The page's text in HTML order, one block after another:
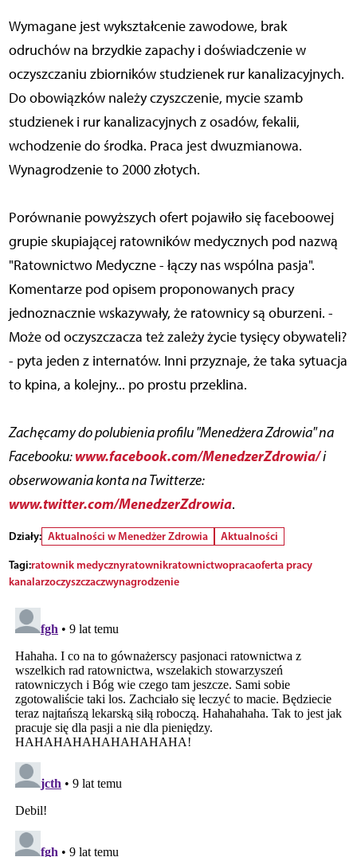
Wymagane jest wykształcenie zawodowe, brak
odruchów na brzydkie zapachy i doświadczenie w
oczyszczaniu zbiorników studzienek rur kanalizacyjnych.
Do obowiązków należy czyszczenie, mycie szamb
studzienek i rur kanalizacyjnych z osadów, fekalii,
wchodzenie do środka. Praca jest dwuzmianowa.
Wynagrodzenie to 2000 złotych.
Porównanie powyższych ofert pojawiło się faceboowej
grupie skupiającej ratowników medycznych pod nazwą
"Ratownictwo Medyczne - łączy nas wspólna pasja".
Komentarze pod opisem proponowanych pracy
jednoznacznie wskazywały, że ratownicy są oburzeni. -
Może od oczyszczacza też zależy życie tysięcy obywateli?
- pyta jeden z internatów. Inni przyznaje, że taka sytuacja
to kpina, a kolejny... po prostu przeklina.
Zachęcamy do polubienia profilu "Menedżera Zdrowia" na
Facebooku:www.facebook.com/MenedzerZdrowia/i
obserwowania konta na Twitterze:
www.twitter.com/MenedzerZdrowia.
Działy: Aktualności w Menedżer Zdrowia
Aktualności
Tagi:ratownik medycznyratownikratownictwopracaoferta pracy
kanalarzoczyszczaczwynagrodzenie